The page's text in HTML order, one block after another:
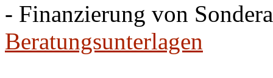
- Finanzierung von
Beratungsunterlagen